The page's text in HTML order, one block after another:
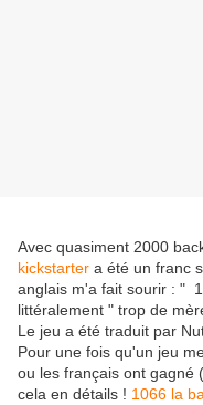
Avec quasiment 2000
kickstarter a été un franc
anglais m'a fait sourir : "
littéralement " trop de
Le jeu a été traduit par
Pour une fois qu'un jeu
ou les français ont gagné
cela en détails ! 1066 la